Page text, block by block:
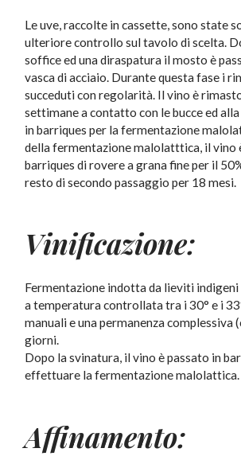
Le uve, raccolte in cassette, sono state
ulteriore controllo sul tavolo di scelta.
soffice ed una diraspatura il mosto è
vasca di acciaio. Durante questa fase i
succeduti con regolarità. Il vino è
settimane a contatto con le bucce ed
in barriques per la fermentazione
della fermentazione malolatttica, il vino
barriques di rovere a grana fine per il
resto di secondo passaggio per 18 mesi.
Vinificazione:
Fermentazione indotta da lieviti indigeni
a temperatura controllata tra i 30° e i
manuali e una permanenza complessiva
giorni.
Dopo la svinatura, il vino è passato in
effettuare la fermentazione malolattica.
Affinamento: